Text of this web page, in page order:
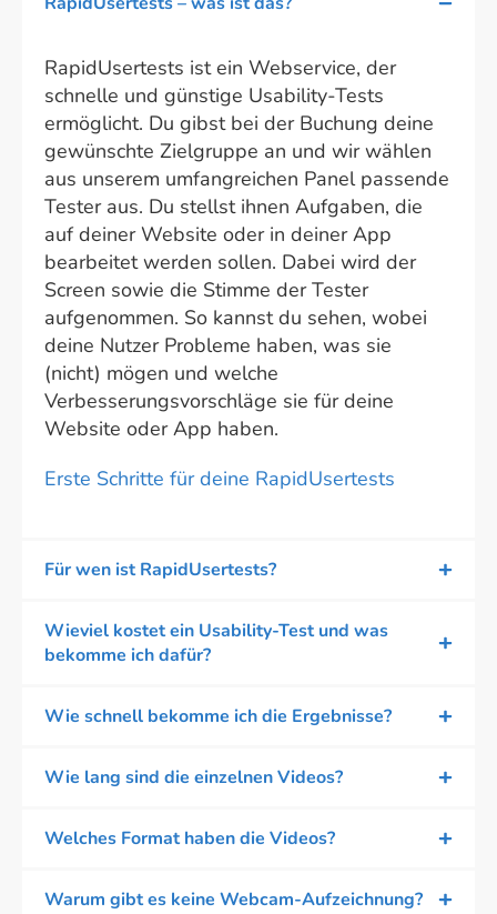
RapidUsertests ist ein Webservice, der
schnelle und günstige Usability-Tests
ermöglicht. Du gibst bei der Buchung deine
gewünschte Zielgruppe an und wir wählen
aus unserem umfangreichen Panel passende
Tester aus. Du stellst ihnen Aufgaben, die
auf deiner Website oder in deiner App
bearbeitet werden sollen. Dabei wird der
Screen sowie die Stimme der Tester
aufgenommen. So kannst du sehen, wobei
deine Nutzer Probleme haben, was sie
(nicht) mögen und welche
Verbesserungsvorschläge sie für deine
Website oder App haben.
Erste Schritte für deine RapidUsertests
Für wen ist RapidUsertests?
Wieviel kostet ein Usability-Test und was
bekomme ich dafür?
Wie schnell bekomme ich die Ergebnisse?
Wie lang sind die einzelnen Videos?
Welches Format haben die Videos?
Warum gibt es keine Webcam-Aufzeichnung?